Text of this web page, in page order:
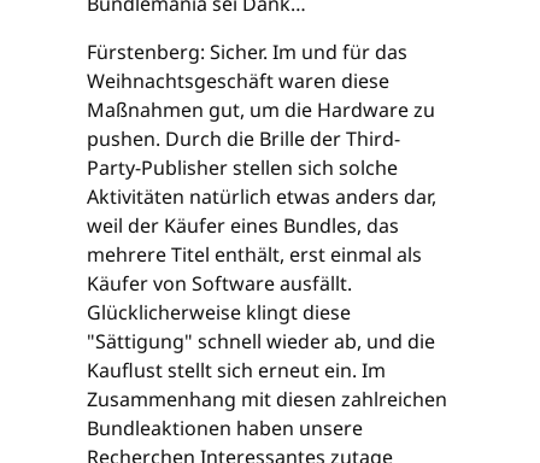
Fürstenberg: Sicher. Im und für das
Weihnachtsgeschäft waren diese
Maßnahmen gut, um die Hardware zu
pushen. Durch die Brille der Third-
Party-Publisher stellen sich solche
Aktivitäten natürlich etwas anders dar,
weil der Käufer eines Bundles, das
mehrere Titel enthält, erst einmal als
Käufer von Software ausfällt.
Glücklicherweise klingt diese
"Sättigung" schnell wieder ab, und die
Kauflust stellt sich erneut ein. Im
Zusammenhang mit diesen zahlreichen
Bundleaktionen haben unsere
Recherchen Interessantes zutage